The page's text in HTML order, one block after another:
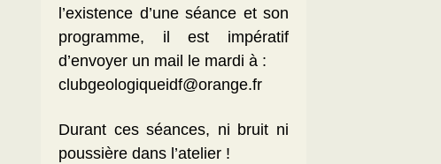
l’existence d’une séance et son
programme, il est impératif
d’envoyer un mail le mardi à :
clubgeologiqueidf@orange.fr
Durant ces séances, ni bruit ni
poussière dans l’atelier !